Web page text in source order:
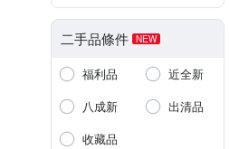
二手品條件 NEW
福利品
近全新
八成新
出清品
收藏品